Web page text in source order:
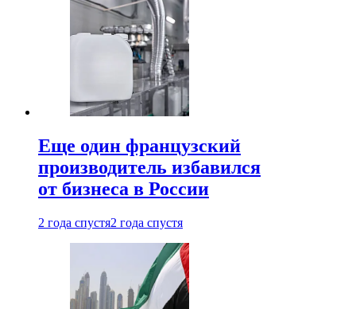
Еще один французский
производитель избавился
от бизнеса в России
2 года спустя2 года спустя